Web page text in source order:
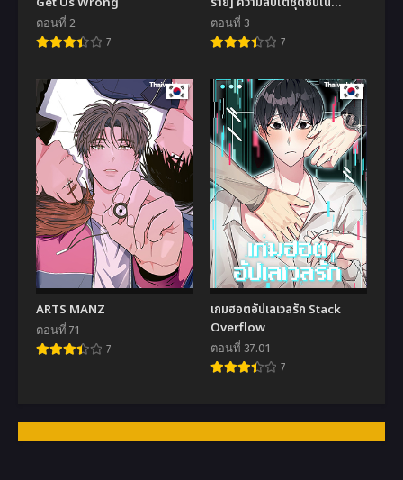
ตอนที่ 2
7
Lingerie Night (R+)
ตอนที่ 3
7
ARTS MANZ
ตอนที่ 71
7
เกมฮอตอัปเลเวลรัก Stack
Overflow
ตอนที่ 37.01
7